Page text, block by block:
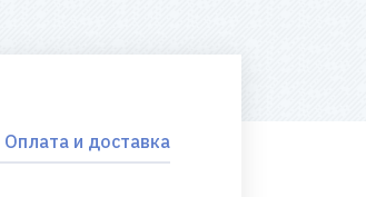
Оплата и доставка